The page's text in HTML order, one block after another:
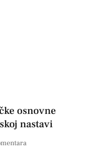
osnovne
nastavi